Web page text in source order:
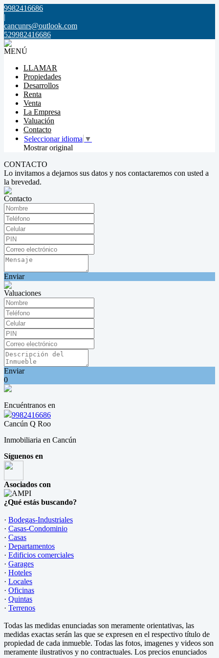
9982416686
|
cancunrs@outlook.com
529982416686
MENÚ
LLAMAR
Propiedades
Desarrollos
Renta
Venta
La Empresa
Valuación
Contacto
Seleccionar idioma ▼
Mostrar original
CONTACTO
Lo invitamos a dejarnos sus datos y nos contactaremos con usted a
la brevedad.
Contacto
Enviar
Valuaciones
Enviar
0
Encuéntranos en
9982416686
Cancún Q Roo
Inmobiliaria en Cancún
Síguenos en
Asociados con
¿Qué estás buscando?
· Bodegas-Industriales
· Casas-Condominio
· Casas
· Departamentos
· Edificios comerciales
· Garages
· Hoteles
· Locales
· Oficinas
· Quintas
· Terrenos
Todas las medidas enunciadas son meramente orientativas, las
medidas exactas serán las que se expresen en el respectivo título de
propiedad de cada inmueble. Todas las fotos, imagenes y videos son
meramente ilustrativos y no contractuales. Los precios enunciados